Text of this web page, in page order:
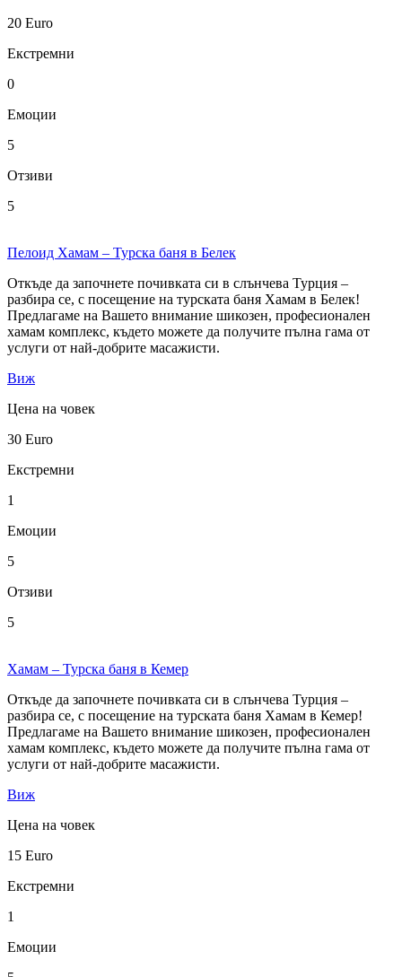
20 Euro
Екстремни
0
Емоции
5
Отзиви
5
Пелоид Хамам – Турска баня в Белек
Откъде да започнете почивката си в слънчева Турция –
разбира се, с посещение на турската баня Хамам в Белек!
Предлагаме на Вашето внимание шикозен, професионален
хамам комплекс, където можете да получите пълна гама от
услуги от най-добрите масажисти.
Виж
Цена на човек
30 Euro
Екстремни
1
Емоции
5
Отзиви
5
Хамам – Турска баня в Кемер
Откъде да започнете почивката си в слънчева Турция –
разбира се, с посещение на турската баня Хамам в Кемер!
Предлагаме на Вашето внимание шикозен, професионален
хамам комплекс, където можете да получите пълна гама от
услуги от най-добрите масажисти.
Виж
Цена на човек
15 Euro
Екстремни
1
Емоции